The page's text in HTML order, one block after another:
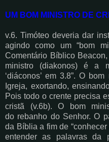
UM BOM MINISTRO DE
v.6. Timóteo deveria dar
agindo como um “bom
Comentário Bíblico
ministro (diakonos) é a
‘diáconos’ em 3.8”. O
Igreja, exortando,
Pois todo o crente precisa
cristã (v.6b). O bom
do rebanho do Senhor. O
da Bíblia a fim de “conhecer
entender as palavras da